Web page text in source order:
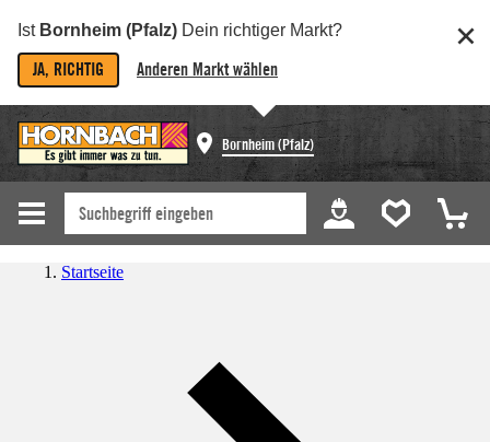
Ist Bornheim (Pfalz) Dein richtiger Markt?
JA, RICHTIG Anderen Markt wählen
Bornheim (Pfalz)
Startseite